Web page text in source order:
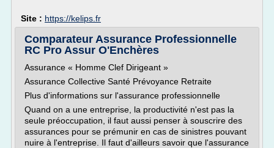
Site : https://kelips.fr
Comparateur Assurance Professionnelle
RC Pro Assur O'Enchères
Assurance « Homme Clef Dirigeant »
Assurance Collective Santé Prévoyance Retraite
Plus d'informations sur l'assurance professionnelle
Quand on a une entreprise, la productivité n'est pas la
seule préoccupation, il faut aussi penser à souscrire des
assurances pour se prémunir en cas de sinistres pouvant
nuire à l'entreprise. Il faut d'ailleurs savoir que l'assurance